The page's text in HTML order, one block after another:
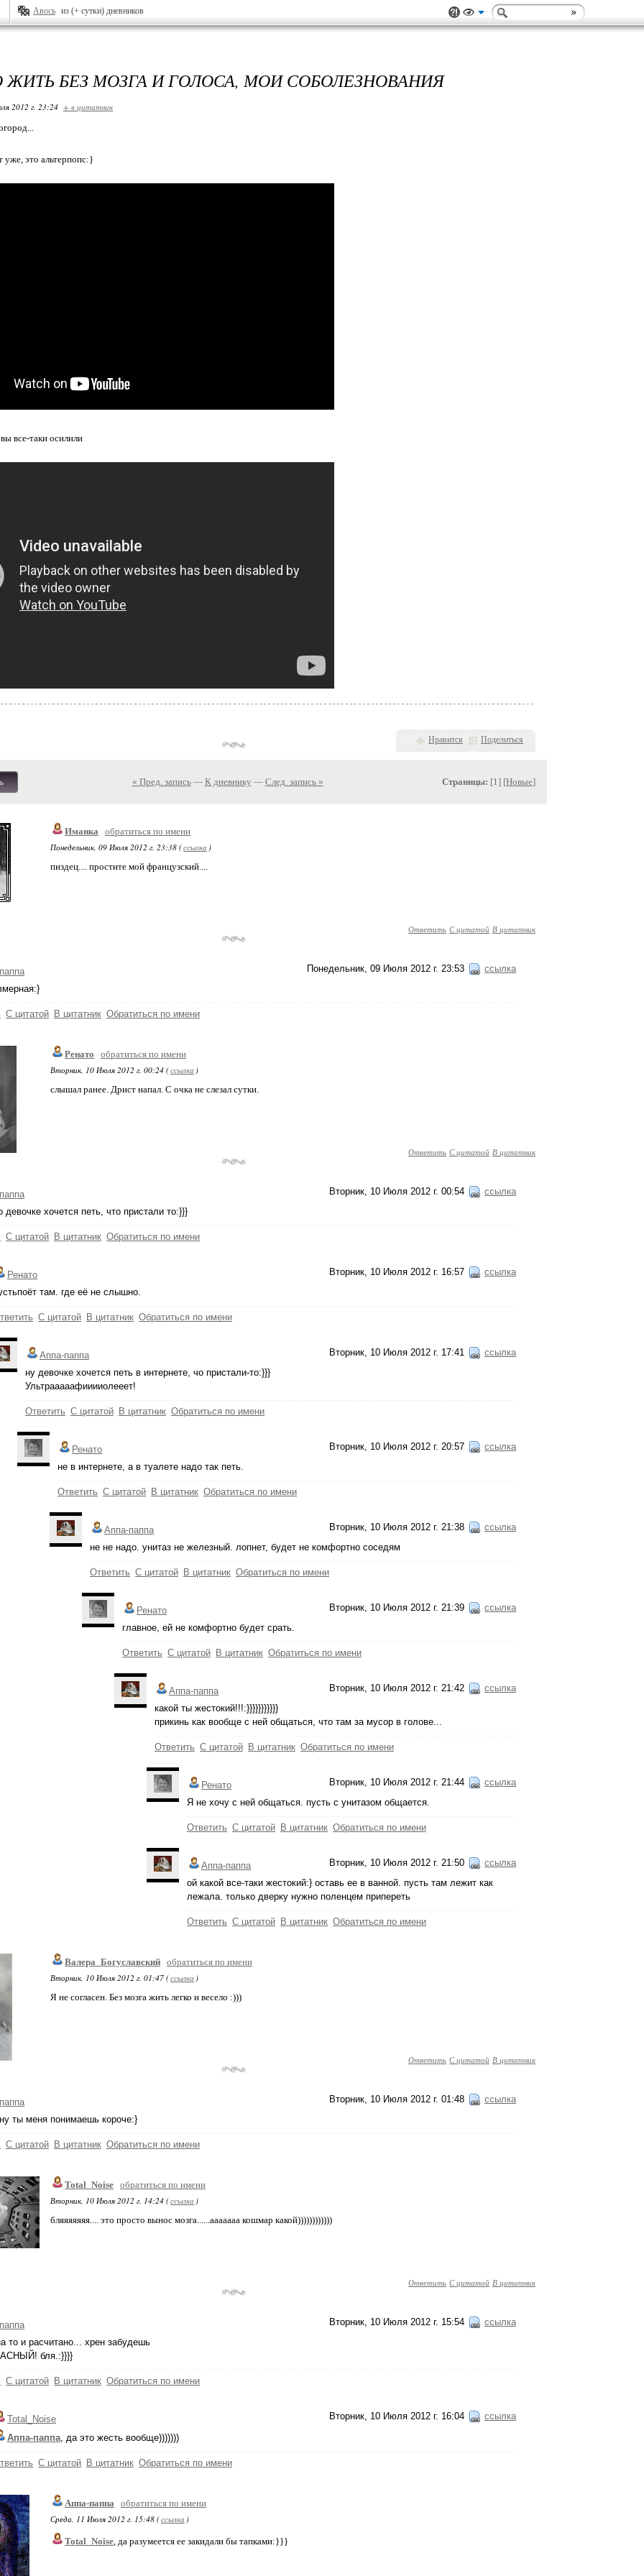
Авось из (+ сутки) дневников
БЕЗ МОЗГА И ГОЛОСА, МОИ СОБОЛЕЗНОВАНИЯ
2012 г. 23:24 + в цитатник
уже, это альтерпопс:}
все-таки осилили
Нравится Поделиться
« Пред. запись— К дневнику — След. запись » Страницы: [1] [Новые]
Иманка
обратиться по имени
Понедельник, 09 Июля 2012 г. 23:38 (ссылка )
пиздец.... простите мой французский....
Ответить С цитатой В цитатник
Понедельник, 09 Июля 2012 г. 23:53 ссылка
С цитатой В цитатник Обратиться по имени
Ренато
обратиться по имени
Вторник, 10 Июля 2012 г. 00:24 (ссылка )
слышал ранее. Дрист напал. С очка не слезал сутки.
Ответить С цитатой В цитатник
Вторник, 10 Июля 2012 г. 00:54 ссылка
девочке хочется петь, что пристали то:}}}
С цитатой В цитатник Обратиться по имени
Вторник, 10 Июля 2012 г. 16:57 ссылка
Ренато
там. где её не слышно.
С цитатой В цитатник Обратиться по имени
Вторник, 10 Июля 2012 г. 17:41 ссылка
Аппа-паппа
ну девочке хочется петь в интернете, чо пристали-то:}}}
Ультрааааафииииолееет!
Ответить С цитатой В цитатник Обратиться по имени
Вторник, 10 Июля 2012 г. 20:57 ссылка
Ренато
не в интернете, а в туалете надо так петь.
Ответить С цитатой В цитатник Обратиться по имени
Вторник, 10 Июля 2012 г. 21:38 ссылка
Аппа-паппа
не не надо. унитаз не железный. лопнет, будет не комфортно соседям
Ответить С цитатой В цитатник Обратиться по имени
Вторник, 10 Июля 2012 г. 21:39 ссылка
Ренато
главное, ей не комфортно будет срать.
Ответить С цитатой В цитатник Обратиться по имени
Вторник, 10 Июля 2012 г. 21:42 ссылка
Аппа-паппа
какой ты жестокий!!!:}}}}}}}}}}}
прикинь как вообще с ней общаться, что там за мусор в голове...
Ответить С цитатой В цитатник Обратиться по имени
Вторник, 10 Июля 2012 г. 21:44 ссылка
Ренато
Я не хочу с ней общаться. пусть с унитазом общается.
Ответить С цитатой В цитатник Обратиться по имени
Вторник, 10 Июля 2012 г. 21:50 ссылка
Аппа-паппа
ой какой все-таки жестокий:} оставь ее в ванной. пусть там лежит как
лежала. только дверку нужно поленцем припереть
Ответить С цитатой В цитатник Обратиться по имени
Валера_Богуславский обратиться по имени
Вторник, 10 Июля 2012 г. 01:47 (ссылка )
Я не согласен. Без мозга жить легко и весело :)))
Ответить С цитатой В цитатник
Вторник, 10 Июля 2012 г. 01:48 ссылка
ты меня понимаешь короче:}
С цитатой В цитатник Обратиться по имени
Total_Noise обратиться по имени
Вторник, 10 Июля 2012 г. 14:24 (ссылка )
бляяяяяяя.... это просто вынос мозга......ааааааа кошмар какой))))))))))))
Ответить С цитатой В цитатник
Вторник, 10 Июля 2012 г. 15:54 ссылка
то и расчитано... хрен забудешь
бля.:}}}}
С цитатой В цитатник Обратиться по имени
Вторник, 10 Июля 2012 г. 16:04 ссылка
Total_Noise
Аппа-паппа, да это жесть вообще)))))))
С цитатой В цитатник Обратиться по имени
Аппа-паппа
обратиться по имени
Среда, 11 Июля 2012 г. 15:48 (ссылка )
Total_Noise, да разумеется ее закидали бы тапками:}}}